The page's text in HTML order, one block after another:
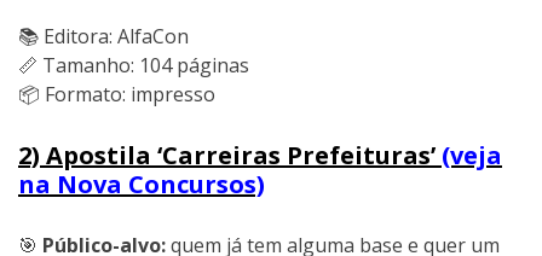
📚 Editora: AlfaCon
📏 Tamanho: 104 páginas
📦 Formato: impresso
2) Apostila ‘Carreiras Prefeituras’ (veja
na Nova Concursos)
🎯 Público-alvo:quem já tem alguma base e quer um